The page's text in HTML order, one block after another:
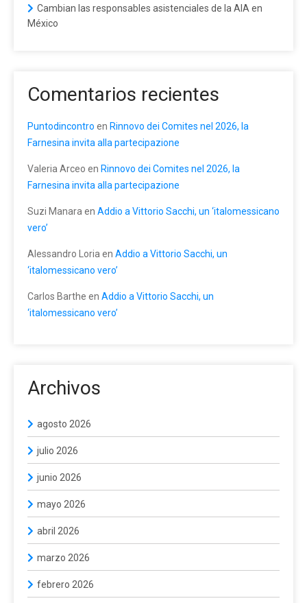
Cambian las responsables asistenciales de la AIA en
México
Comentarios recientes
Puntodincontro en Rinnovo dei Comites nel 2026, la
Farnesina invita alla partecipazione
Valeria Arceo en Rinnovo dei Comites nel 2026, la
Farnesina invita alla partecipazione
Suzi Manara en Addio a Vittorio Sacchi, un ‘italomessicano
vero’
Alessandro Loria en Addio a Vittorio Sacchi, un
‘italomessicano vero’
Carlos Barthe en Addio a Vittorio Sacchi, un
‘italomessicano vero’
Archivos
agosto 2026
julio 2026
junio 2026
mayo 2026
abril 2026
marzo 2026
febrero 2026